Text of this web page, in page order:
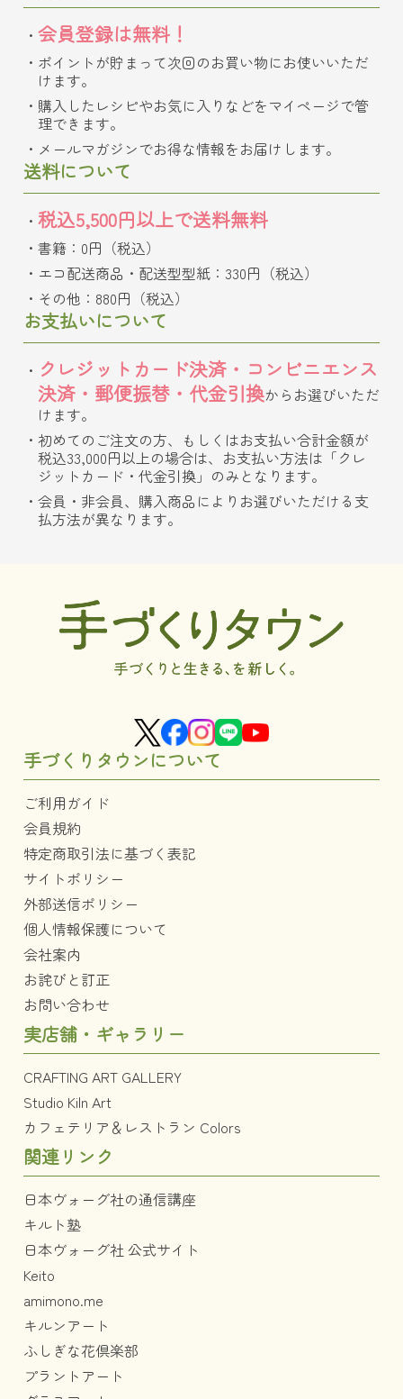
会員登録は無料！
ポイントが貯まって次回のお買い物にお使いいただ
けます。
購入したレシピやお気に入りなどをマイページで管
理できます。
メールマガジンでお得な情報をお届けします。
送料について
税込5,500円以上で送料無料
書籍：0円（税込）
エコ配送商品・配送型型紙：330円（税込）
その他：880円（税込）
お支払いについて
クレジットカード決済・コンビニエンス
決済・郵便振替・代金引換からお選びいただ
けます。
初めてのご注文の方、もしくはお支払い合計金額が
税込33,000円以上の場合は、お支払い方法は「クレ
ジットカード・代金引換」のみとなります。
会員・非会員、購入商品によりお選びいただける支
払方法が異なります。
手づくりタウンについて
ご利用ガイド
会員規約
特定商取引法に基づく表記
サイトポリシー
外部送信ポリシー
個人情報保護について
会社案内
お詫びと訂正
お問い合わせ
実店舗・ギャラリー
CRAFTING ART GALLERY
Studio Kiln Art
カフェテリア＆レストラン Colors
関連リンク
日本ヴォーグ社の通信講座
キルト塾
日本ヴォーグ社 公式サイト
Keito
amimono.me
キルンアート
ふしぎな花倶楽部
プラントアート